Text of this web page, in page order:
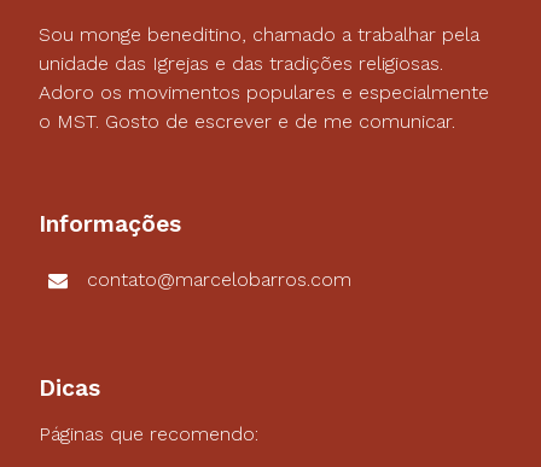
Sou monge beneditino, chamado a trabalhar pela
unidade das Igrejas e das tradições religiosas.
Adoro os movimentos populares e especialmente
o MST. Gosto de escrever e de me comunicar.
Informações
contato@marcelobarros.com
Dicas
Páginas que recomendo: